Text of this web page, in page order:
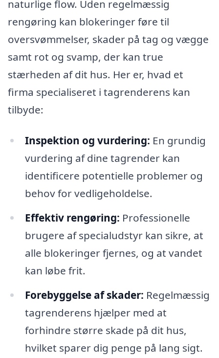
naturlige flow. Uden regelmæssig
rengøring kan blokeringer føre til
oversvømmelser, skader på tag og vægge
samt rot og svamp, der kan true
stærheden af dit hus. Her er, hvad et
firma specialiseret i tagrenderens kan
tilbyde:
Inspektion og vurdering: En grundig
vurdering af dine tagrender kan
identificere potentielle problemer og
behov for vedligeholdelse.
Effektiv rengøring: Professionelle
brugere af specialudstyr kan sikre, at
alle blokeringer fjernes, og at vandet
kan løbe frit.
Forebyggelse af skader: Regelmæssig
tagrenderens hjælper med at
forhindre større skade på dit hus,
hvilket sparer dig penge på lang sigt.